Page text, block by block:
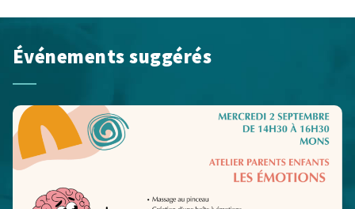
Événements suggérés